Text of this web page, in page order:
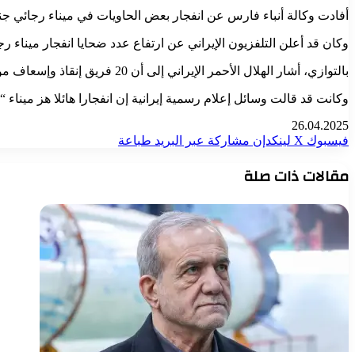
أفادت وكالة أنباء فارس عن انفجار بعض الحاويات في ميناء رجائي
وكان قد أعلن التلفزيون الإيراني عن ارتفاع عدد ضحايا انفجار ميناء رجائي في بندر
بالتوازي، أشار الهلال الأحمر الإيراني إلى أن 20 فريق إنقاذ وإسعاف موجودون في موقع الانفجار لتقديم المساعدة للمصابين.
وكانت قد قالت وسائل إعلام رسمية إيرانية إن انفجارا هائلا هز ميناء
26.04.2025
فيسبوك ‫X لينكدإن مشاركة عبر البريد طباعة
مقالات ذات صلة